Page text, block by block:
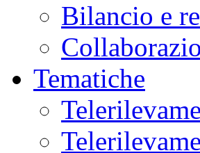
Bilancio e
Tematiche